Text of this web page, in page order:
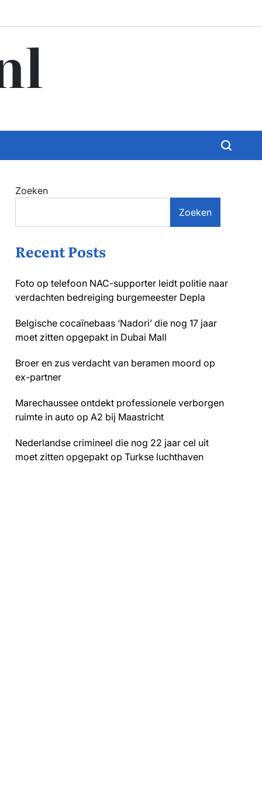
Zoeken
Zoeken
Recent Posts
Foto op telefoon NAC-supporter leidt politie naar
verdachten bedreiging burgemeester Depla
Belgische cocaïnebaas ‘Nadori’ die nog 17 jaar
moet zitten opgepakt in Dubai Mall
Broer en zus verdacht van beramen moord op
ex-partner
Marechaussee ontdekt professionele verborgen
ruimte in auto op A2 bij Maastricht
Nederlandse crimineel die nog 22 jaar cel uit
moet zitten opgepakt op Turkse luchthaven